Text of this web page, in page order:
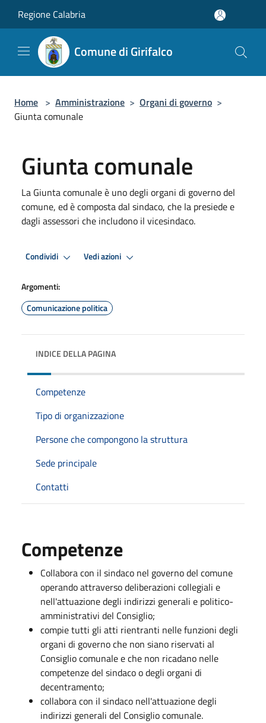
Regione Calabria
Comune di Girifalco
Home > Amministrazione > Organi di governo >
Giunta comunale
Giunta comunale
La Giunta comunale è uno degli organi di governo del
comune, ed è composta dal sindaco, che la presiede e
dagli assessori che includono il vicesindaco.
Condividi Vedi azioni
Argomenti:
Comunicazione politica
INDICE DELLA PAGINA
Competenze
Tipo di organizzazione
Persone che compongono la struttura
Sede principale
Contatti
Competenze
Collabora con il sindaco nel governo del comune
operando attraverso deliberazioni collegiali e
nell'attuazione degli indirizzi generali e politico-
amministrativi del Consiglio;
compie tutti gli atti rientranti nelle funzioni degli
organi di governo che non siano riservati al
Consiglio comunale e che non ricadano nelle
competenze del sindaco o degli organi di
decentramento;
collabora con il sindaco nell'attuazione degli
indirizzi generali del Consiglio comunale.